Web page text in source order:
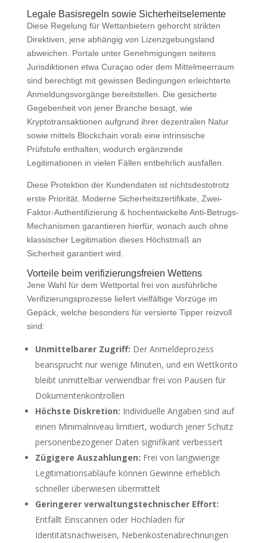
Legale Basisregeln sowie Sicherheitselemente
Diese Regelung für Wettanbietern gehorcht strikten
Direktiven, jene abhängig von Lizenzgebungsland
abweichen. Portale unter Genehmigungen seitens
Jurisdiktionen etwa Curaçao oder dem Mittelmeerraum
sind berechtigt mit gewissen Bedingungen erleichterte
Anmeldungsvorgänge bereitstellen. Die gesicherte
Gegebenheit von jener Branche besagt, wie
Kryptotransaktionen aufgrund ihrer dezentralen Natur
sowie mittels Blockchain vorab eine intrinsische
Prüfstufe enthalten, wodurch ergänzende
Legitimationen in vielen Fällen entbehrlich ausfallen.
Diese Protektion der Kundendaten ist nichtsdestotrotz
erste Priorität. Moderne Sicherheitszertifikate, Zwei-
Faktor-Authentifizierung & hochentwickelte Anti-Betrugs-
Mechanismen garantieren hierfür, wonach auch ohne
klassischer Legitimation dieses Höchstmaß an
Sicherheit garantiert wird.
Vorteile beim verifizierungsfreien Wettens
Jene Wahl für dem Wettportal frei von ausführliche
Verifizierungsprozesse liefert vielfältige Vorzüge im
Gepäck, welche besonders für versierte Tipper reizvoll
sind:
Unmittelbarer Zugriff: Der Anmeldeprozess
beansprucht nur wenige Minuten, und ein Wettkonto
bleibt unmittelbar verwendbar frei von Pausen für
Dokumentenkontrollen
Höchste Diskretion: Individuelle Angaben sind auf
einen Minimalniveau limitiert, wodurch jener Schutz
personenbezogener Daten signifikant verbessert
Zügigere Auszahlungen: Frei von langwierige
Legitimationsabläufe können Gewinne erheblich
schneller überwiesen übermittelt
Geringerer verwaltungstechnischer Effort:
Entfällt Einscannen oder Hochladen für
Identitätsnachweisen, Nebenkostenabrechnungen